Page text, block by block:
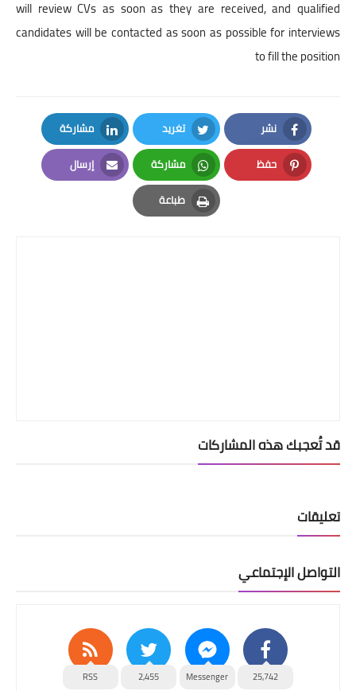
will review CVs as soon as they are received, and qualified
candidates will be contacted as soon as possible for interviews
to fill the position
نشر
Facebook
تغريد
Twitter
مشاركة
LinkedIn
حفظ
Pinterest
مشاركة
Whatsapp
إرسال
Email
طباعة
Print
قد تُعجبك هذه المشاركات
تعليقات
التواصل الإجتماعي
25,742
Messenger
2,455
RSS